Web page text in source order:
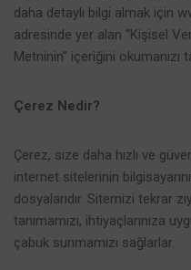
daha detaylı bilgi almak için
adresinde yer alan “Kişisel
Metninin” içeriğini okumanızı
Çerez Nedir?
Çerez, size daha hızlı ve
internet sitelerinin
dosyalarıdır. Sitemizi tekrar
tanımamızı, ihtiyaçlarınıza
çabuk sunmamızı sağlarlar.